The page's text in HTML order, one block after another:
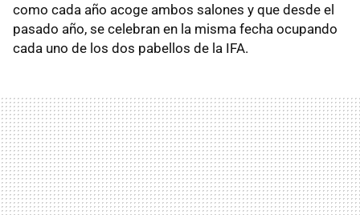
como cada año acoge ambos salones y que desde el
pasado año, se celebran en la misma fecha ocupando
cada uno de los dos pabellos de la IFA.